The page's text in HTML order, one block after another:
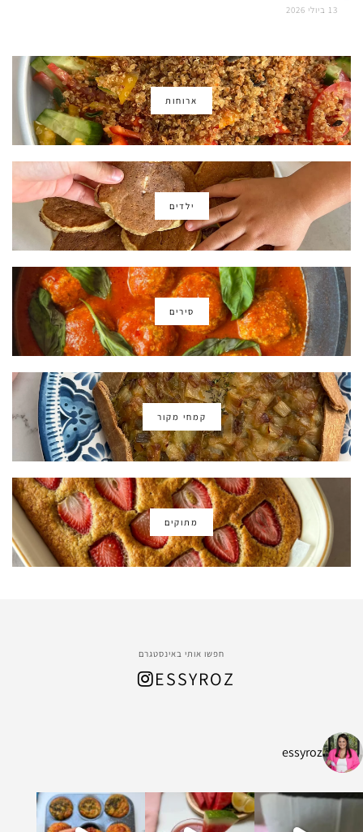
13 ביולי 2026
ארוחות
ילדים
סירים
קמחי מקור
מתוקים
חפשו אותי באינסטגרם
ESSYROZ
essyroz
החום המתקרב, הכנתי
ושיבולת שועל עשיר ומהמם שמתאים לארוח